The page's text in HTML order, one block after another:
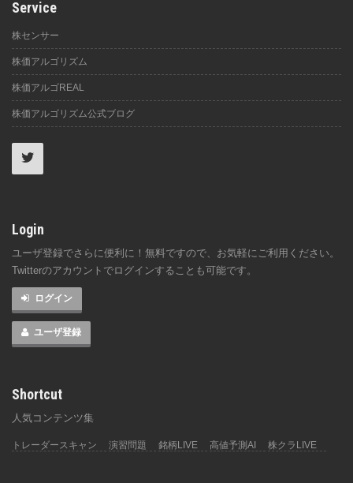
Service
株センサー
株価アルゴリズム
株価アルゴREAL
株価アルゴリズム公式ブログ
Login
ユーザ登録でさらに便利に！無料ですので、お気軽にご利用ください。
Twitterのアカウントでログインすることも可能です。
ログイン
ユーザ登録
Shortcut
人気コンテンツ集
トレーダースキャン 演習問題 銘柄LIVE 高値予測AI 株クラLIVE